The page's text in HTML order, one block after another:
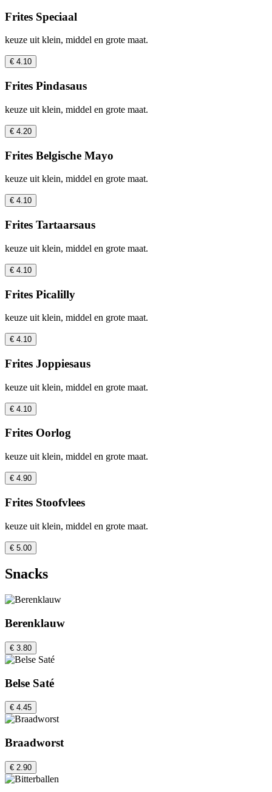
Frites Speciaal
keuze uit klein, middel en grote maat.
€ 4.10
Frites Pindasaus
keuze uit klein, middel en grote maat.
€ 4.20
Frites Belgische Mayo
keuze uit klein, middel en grote maat.
€ 4.10
Frites Tartaarsaus
keuze uit klein, middel en grote maat.
€ 4.10
Frites Picalilly
keuze uit klein, middel en grote maat.
€ 4.10
Frites Joppiesaus
keuze uit klein, middel en grote maat.
€ 4.10
Frites Oorlog
keuze uit klein, middel en grote maat.
€ 4.90
Frites Stoofvlees
keuze uit klein, middel en grote maat.
€ 5.00
Snacks
Berenklauw
€ 3.80
Belse Saté
€ 4.45
Braadworst
€ 2.90